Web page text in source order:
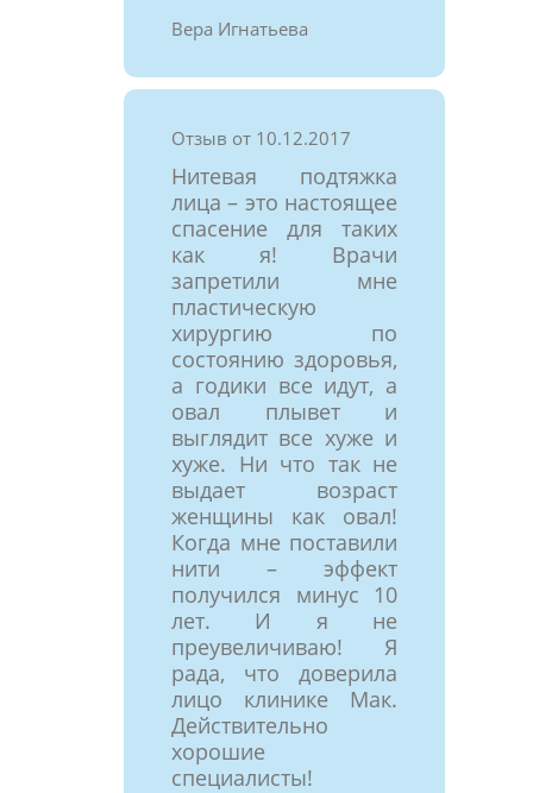
Вера Игнатьева
Отзыв от 10.12.2017
Нитевая подтяжка
лица – это настоящее
спасение для таких
как я! Врачи
запретили мне
пластическую
хирургию по
состоянию здоровья,
а годики все идут, а
овал плывет и
выглядит все хуже и
хуже. Ни что так не
выдает возраст
женщины как овал!
Когда мне поставили
нити – эффект
получился минус 10
лет. И я не
преувеличиваю! Я
рада, что доверила
лицо клинике Мак.
Действительно
хорошие
специалисты!